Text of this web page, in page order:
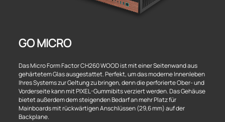
GO MICRO
Das Micro Form Factor CH260 WOOD ist mit einer Seitenwand aus
gehärtetem Glas ausgestattet. Perfekt, um das moderne Innenleben
Ihres Systems zur Geltung zu bringen, denn die perforierte Ober- und
Vorderseite kann mit PIXEL-Gummibits verziert werden. Das Gehäuse
bietet außerdem dem steigenden Bedarf an mehr Platz für
Mainboards mit rückwärtigen Anschlüssen (29,6 mm) auf der
Backplane.